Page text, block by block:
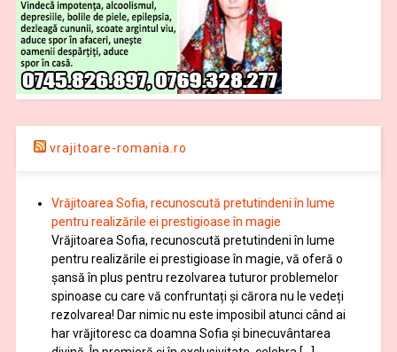
vrajitoare-romania.ro
Vrăjitoarea Sofia, recunoscută pretutindeni în lume
pentru realizările ei prestigioase în magie
Vrăjitoarea Sofia, recunoscută pretutindeni în lume
pentru realizările ei prestigioase în magie, vă oferă o
şansă în plus pentru rezolvarea tuturor problemelor
spinoase cu care vă confruntați și cărora nu le vedeți
rezolvarea! Dar nimic nu este imposibil atunci când ai
har vrăjitoresc ca doamna Sofia şi binecuvântarea